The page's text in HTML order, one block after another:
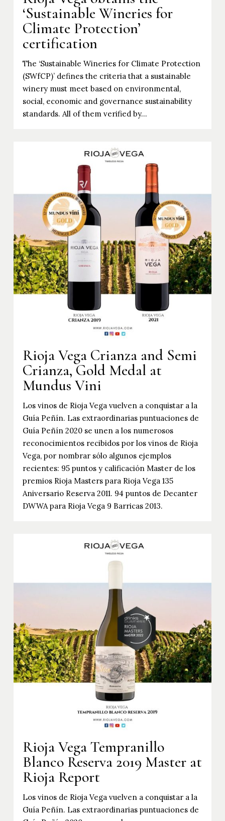
‘Sustainable Wineries for
Climate Protection’
certification
The ‘Sustainable Wineries for Climate Protection
(SWfCP)’ defines the criteria that a sustainable
winery must meet based on environmental,
social, economic and governance sustainability
standards. All of them verified by…
Rioja Vega Crianza and Semi
Crianza, Gold Medal at
Mundus Vini
Los vinos de Rioja Vega vuelven a conquistar a la
Guía Peñín. Las extraordinarias puntuaciones de
Guía Peñín 2020 se unen a los numerosos
reconocimientos recibidos por los vinos de Rioja
Vega, por nombrar sólo algunos ejemplos
recientes: 95 puntos y calificación Master de los
premios Rioja Masters para Rioja Vega 135
Aniversario Reserva 2011. 94 puntos de Decanter
DWWA para Rioja Vega 9 Barricas 2013.
Rioja Vega Tempranillo
Blanco Reserva 2019 Master at
Rioja Report
Los vinos de Rioja Vega vuelven a conquistar a la
Guía Peñín. Las extraordinarias puntuaciones de